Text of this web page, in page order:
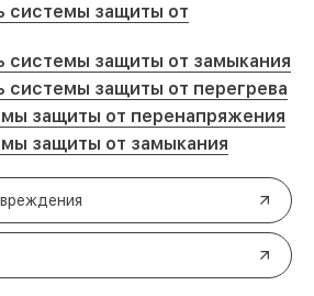
системы защиты от
системы защиты от замыкания
системы защиты от перегрева
защиты от перенапряжения
защиты от замыкания